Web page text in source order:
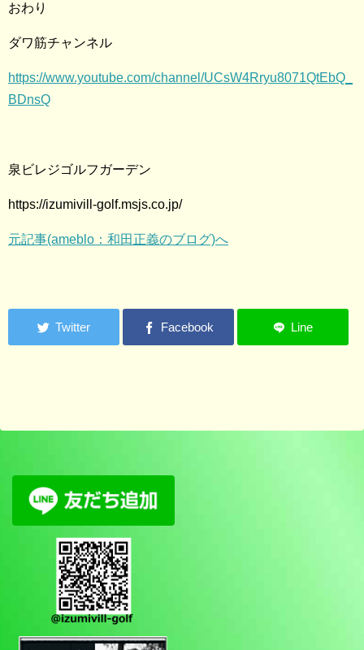
おわり
ダワ筋チャンネル
https://www.youtube.com/channel/UCsW4Rryu8071QtEbQ_
BDnsQ
泉ビレジゴルフガーデン
https://izumivill-golf.msjs.co.jp/
元記事(ameblo：和田正義のブログ)へ